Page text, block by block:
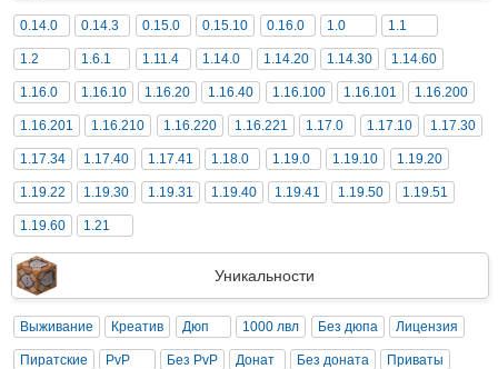
0.14.0 0.14.3 0.15.0 0.15.10 0.16.0 1.0 1.1
1.2 1.6.1 1.11.4 1.14.0 1.14.20 1.14.30 1.14.60
1.16.0 1.16.10 1.16.20 1.16.40 1.16.100 1.16.101 1.16.200
1.16.201 1.16.210 1.16.220 1.16.221 1.17.0 1.17.10 1.17.30
1.17.34 1.17.40 1.17.41 1.18.0 1.19.0 1.19.10 1.19.20
1.19.22 1.19.30 1.19.31 1.19.40 1.19.41 1.19.50 1.19.51
1.19.60 1.21
Уникальности
Выживание Креатив Дюп 1000 лвл Без дюпа Лицензия
Пиратские PvP Без PvP Донат Без доната Приваты